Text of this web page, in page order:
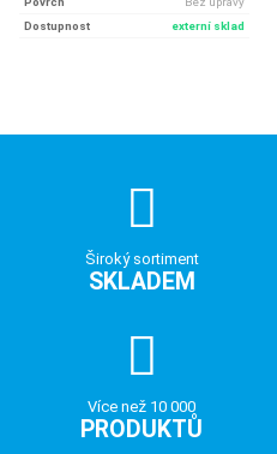
Dostupnost
externí sklad
Široký sortiment
SKLADEM
Více než 10 000
PRODUKTŮ